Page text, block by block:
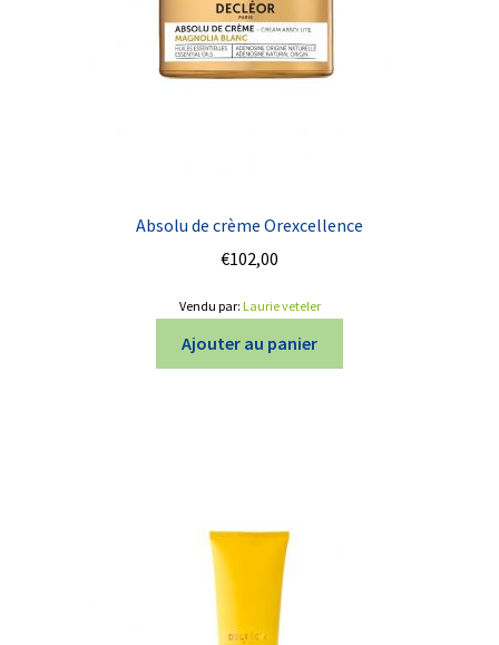
Absolu de crème Orexcellence
€102,00
Vendu par: Laurie veteler
Ajouter au panier